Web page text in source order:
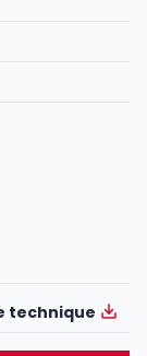
technique